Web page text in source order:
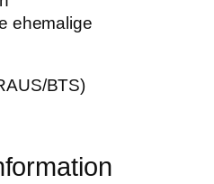
t
N
3
ehemalige
BTS)